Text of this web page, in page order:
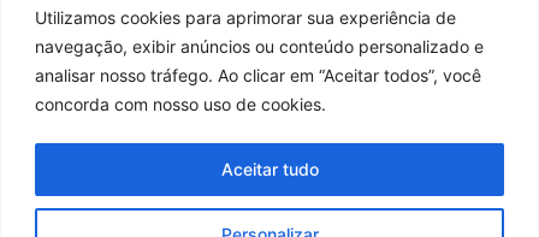
Utilizamos cookies para aprimorar sua experiência de
navegação, exibir anúncios ou conteúdo personalizado e
analisar nosso tráfego. Ao clicar em “Aceitar todos”, você
concorda com nosso uso de cookies.
Aceitar tudo
Ouvidoria
DIÁRIO
OFICIAL
Pesquisa de Satisfação
Webmail